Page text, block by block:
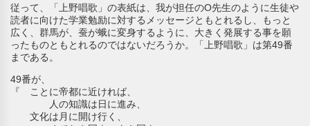
従って、「上野唱歌」の表紙は、我が担任のO先生のように生徒や
読者に向けた学業勉励に対するメッセージともとれるし、もっと
広く、群馬が、蚕が蛾に変身するように、大きく発展する事を願
ったものともとれるのではないだろうか。「上野唱歌」は第49番
まである。
49番が、
『 ことに帝都に近ければ、
人の知識は日に進み、
文化は月に開け行く、